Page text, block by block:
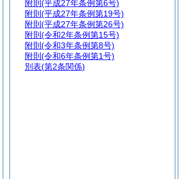
附則 (平成27年条例第6号)
附則 (平成27年条例第19号)
附則 (平成27年条例第26号)
附則 (令和2年条例第15号)
附則 (令和3年条例第8号)
附則 (令和6年条例第1号)
別表(第2条関係)